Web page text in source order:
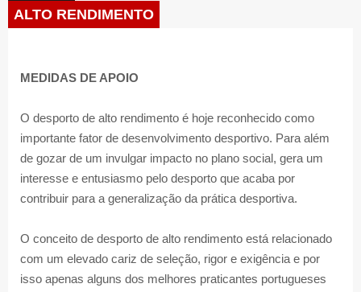
ALTO RENDIMENTO
MEDIDAS DE APOIO
O desporto de alto rendimento é hoje reconhecido como
importante fator de desenvolvimento desportivo. Para além
de gozar de um invulgar impacto no plano social, gera um
interesse e entusiasmo pelo desporto que acaba por
contribuir para a generalização da prática desportiva.
O conceito de desporto de alto rendimento está relacionado
com um elevado cariz de seleção, rigor e exigência e por
isso apenas alguns dos melhores praticantes portugueses